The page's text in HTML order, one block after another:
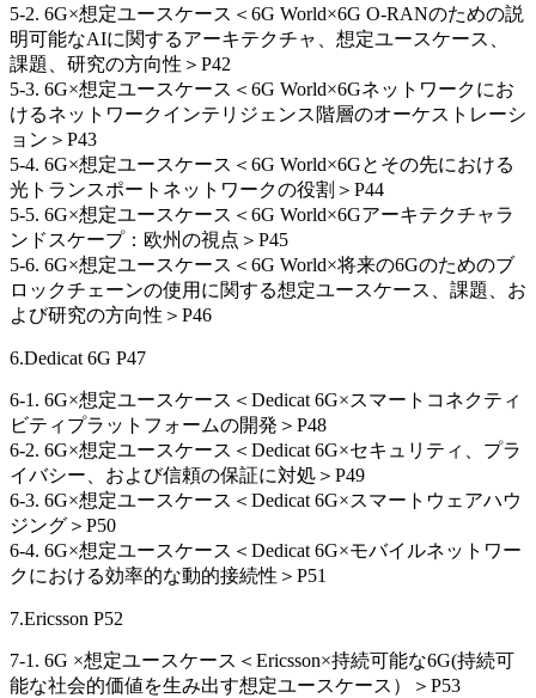
5-2. 6G×想定ユースケース＜6G World×6G O-RANのための説
明可能なAIに関するアーキテクチャ、想定ユースケース、
課題、研究の方向性＞P42
5-3. 6G×想定ユースケース＜6G World×6Gネットワークにお
けるネットワークインテリジェンス階層のオーケストレーシ
ョン＞P43
5-4. 6G×想定ユースケース＜6G World×6Gとその先における
光トランスポートネットワークの役割＞P44
5-5. 6G×想定ユースケース＜6G World×6Gアーキテクチャラ
ンドスケープ：欧州の視点＞P45
5-6. 6G×想定ユースケース＜6G World×将来の6Gのためのブ
ロックチェーンの使用に関する想定ユースケース、課題、お
よび研究の方向性＞P46
6.Dedicat 6G P47
6-1. 6G×想定ユースケース＜Dedicat 6G×スマートコネクティ
ビティプラットフォームの開発＞P48
6-2. 6G×想定ユースケース＜Dedicat 6G×セキュリティ、プラ
イバシー、および信頼の保証に対処＞P49
6-3. 6G×想定ユースケース＜Dedicat 6G×スマートウェアハウ
ジング＞P50
6-4. 6G×想定ユースケース＜Dedicat 6G×モバイルネットワー
クにおける効率的な動的接続性＞P51
7.Ericsson P52
7-1. 6G ×想定ユースケース＜Ericsson×持続可能な6G(持続可
能な社会的価値を生み出す想定ユースケース）＞P53